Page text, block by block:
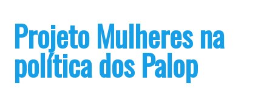
Projeto Mulheres na
política dos Palop